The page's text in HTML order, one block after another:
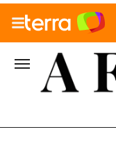
010" />